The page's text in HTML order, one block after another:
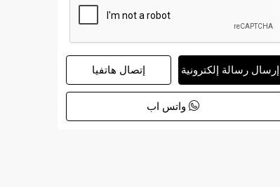
إرسال رسالة إلكترونية إتصال هاتفيا
واتس اب